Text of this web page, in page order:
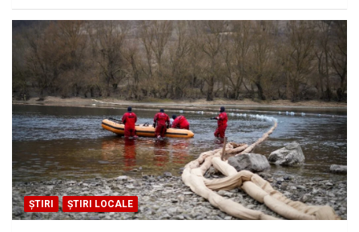
ȘTIRI ȘTIRI LOCALE